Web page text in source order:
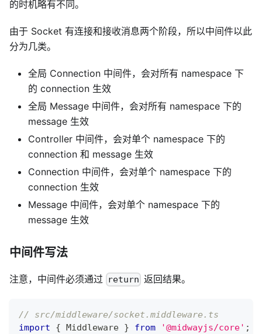
的时机略有不同。
由于 Socket 有连接和接收消息两个阶段，所以中间件以此
分为几类。
全局 Connection 中间件，会对所有 namespace 下
的 connection 生效
全局 Message 中间件，会对所有 namespace 下的
message 生效
Controller 中间件，会对单个 namespace 下的
connection 和 message 生效
Connection 中间件，会对单个 namespace 下的
connection 生效
Message 中间件，会对单个 namespace 下的
message 生效
中间件写法
注意，中间件必须通过 return 返回结果。
// src/middleware/socket.middleware.ts
import
{ Middleware } from '@midwayjs/core' ;